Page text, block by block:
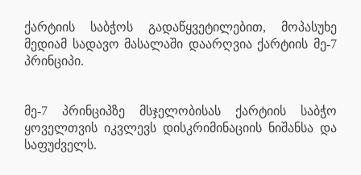
ქარტიის საბჭოს გადაწყვეტილებით, მოპასუხე
მედიამ სადავო მასალაში დაარღვია ქარტიის მე-7
პრინციპი.
მე-7 პრინციპზე მსჯელობისას ქარტიის საბჭო
ყოველთვის იკვლევს დისკრიმინაციის ნიშანსა და
საფუძველს.